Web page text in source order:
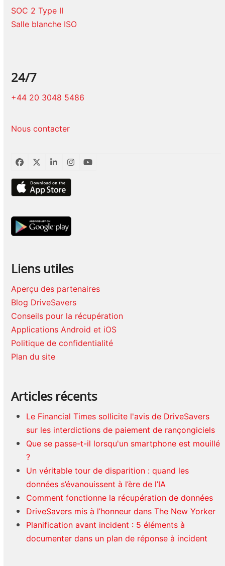
SOC 2 Type II
Salle blanche ISO
24/7
+44 20 3048 5486
Nous contacter
Facebook
TwitterLinkedInInstagram
YouTube
Liens utiles
Aperçu des partenaires
Blog DriveSavers
Conseils pour la récupération
Applications Android et iOS
Politique de confidentialité
Plan du site
Articles récents
Le Financial Times sollicite l'avis de DriveSavers
sur les interdictions de paiement de rançongiciels
Que se passe-t-il lorsqu'un smartphone est mouillé
?
Un véritable tour de disparition : quand les
données s’évanouissent à l’ère de l’IA
Comment fonctionne la récupération de données
DriveSavers mis à l’honneur dans The New Yorker
Planification avant incident : 5 éléments à
documenter dans un plan de réponse à incident